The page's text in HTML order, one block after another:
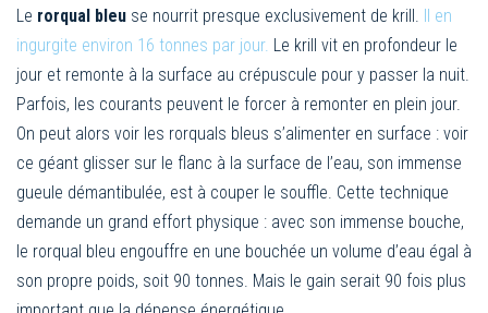
Le rorqual bleu se nourrit presque exclusivement de krill.
Il en
ingurgite environ 16 tonnes par jour. Le krill vit en profondeur le
jour et remonte à la surface au crépuscule pour y passer la nuit.
Parfois, les courants peuvent le forcer à remonter en plein jour.
On peut alors voir les rorquals bleus s’alimenter en surface : voir
ce géant glisser sur le flanc à la surface de l’eau, son immense
gueule démantibulée, est à couper le souffle. Cette technique
demande un grand effort physique : avec son immense bouche,
le rorqual bleu engouffre en une bouchée un volume d’eau égal à
son propre poids, soit 90 tonnes. Mais le gain serait 90 fois plus